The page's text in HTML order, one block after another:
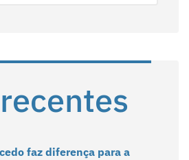
faz diferença para a